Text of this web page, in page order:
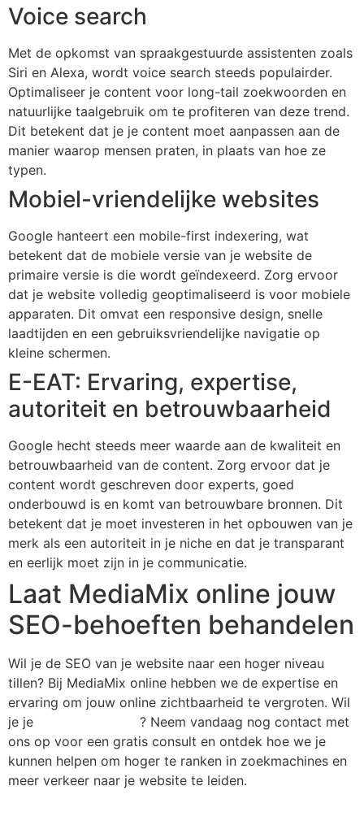
Voice search
Met de opkomst van spraakgestuurde assistenten zoals
Siri en Alexa, wordt voice search steeds populairder.
Optimaliseer je content voor long-tail zoekwoorden en
natuurlijke taalgebruik om te profiteren van deze trend.
Dit betekent dat je je content moet aanpassen aan de
manier waarop mensen praten, in plaats van hoe ze
typen.
Mobiel-vriendelijke websites
Google hanteert een mobile-first indexering, wat
betekent dat de mobiele versie van je website de
primaire versie is die wordt geïndexeerd. Zorg ervoor
dat je website volledig geoptimaliseerd is voor mobiele
apparaten. Dit omvat een responsive design, snelle
laadtijden en een gebruiksvriendelijke navigatie op
kleine schermen.
E-EAT: Ervaring, expertise,
autoriteit en betrouwbaarheid
Google hecht steeds meer waarde aan de kwaliteit en
betrouwbaarheid van de content. Zorg ervoor dat je
content wordt geschreven door experts, goed
onderbouwd is en komt van betrouwbare bronnen. Dit
betekent dat je moet investeren in het opbouwen van je
merk als een autoriteit in je niche en dat je transparant
en eerlijk moet zijn in je communicatie.
Laat MediaMix online jouw
SEO-behoeften behandelen
Wil je de SEO van je website naar een hoger niveau
tillen? Bij MediaMix online hebben we de expertise en
ervaring om jouw online zichtbaarheid te vergroten. Wil
je je
? Neem vandaag nog contact met
ons op voor een gratis consult en ontdek hoe we je
kunnen helpen om hoger te ranken in zoekmachines en
meer verkeer naar je website te leiden.